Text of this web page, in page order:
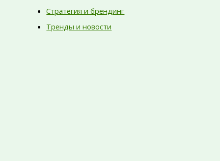
Стратегия и брендинг
Тренды и новости